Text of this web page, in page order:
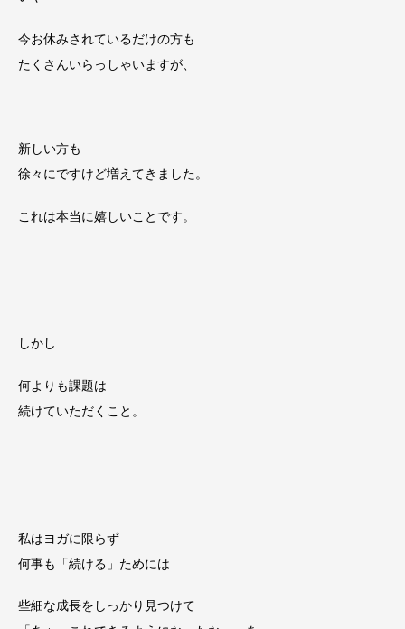
今お休みされているだけの方も
たくさんいらっしゃいますが、
新しい方も
徐々にですけど増えてきました。
これは本当に嬉しいことです。
しかし
何よりも課題は
続けていただくこと。
私はヨガに限らず
何事も「続ける」ためには
些細な成長をしっかり見つけて